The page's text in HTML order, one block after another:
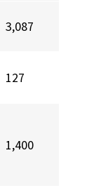
3,087
127
1,400